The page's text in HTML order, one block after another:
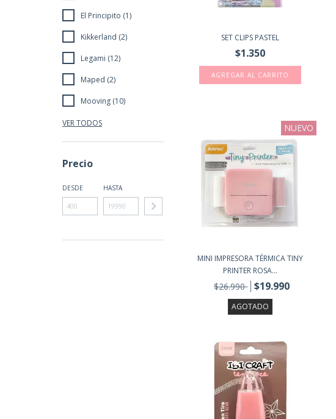
El Principito (1)
Kikkerland (2)
Legami (12)
Maped (2)
Mooving (10)
VER TODOS
Precio
DESDE HASTA
SET CLIPS PASTEL
$1.350
NUEVO
MINI IMPRESORA TÉRMICA TINY
PRINTER ROSA...
$26.990 $19.990
AGOTADO